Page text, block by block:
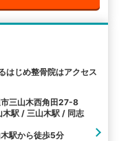
はじめ整骨院はアクセス
三山木西角田27-8
木駅 / 三山木駅 / 同志
駅から徒歩5分